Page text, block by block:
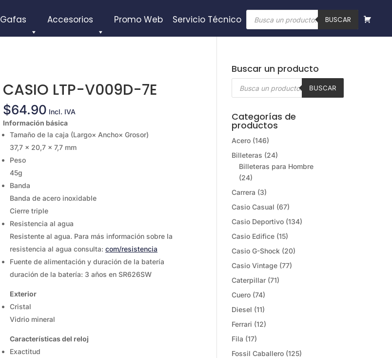
Gafas Accesorios Promo Web Servicio Técnico
Búsqueda
de
productos
BUSCAR
CASIO LTP-V009D-7E
$64.90 Incl. IVA
Información básica
Tamaño de la caja (Largo× Ancho× Grosor)
37,7 × 20,7 × 7,7 mm
Peso
45g
Banda
Banda de acero inoxidable
Cierre triple
Resistencia al agua
Resistente al agua. Para más información sobre la
resistencia al agua consulta:com/resistencia
Fuente de alimentación y duración de la batería
duración de la batería: 3 años en SR626SW
Exterior
Cristal
Vidrio mineral
Características del reloj
Exactitud
Buscar un producto
Búsqueda
BUSCAR
Categorías de
productos
Acero (146)
Billeteras (24)
Billeteras para Hombre
(24)
Carrera (3)
Casio Casual (67)
Casio Deportivo (134)
Casio Edifice (15)
Casio G-Shock (20)
Casio Vintage (77)
Caterpillar (71)
Cuero (74)
Diesel (11)
Ferrari (12)
Fila (17)
Fossil Caballero (125)